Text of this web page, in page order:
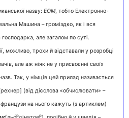
назву:ЕОМ, тобто Електронно-
Машина – громіздко, як і вся
господарка, але загалом по суті.
можливо, трохи й відставали у розробці
але аж ніяк не у присвоєнні своїх
Так, у німців цей прилад називається
(від дієслова «обчислювати» –
на нього кажуть (з артиклем)
р р